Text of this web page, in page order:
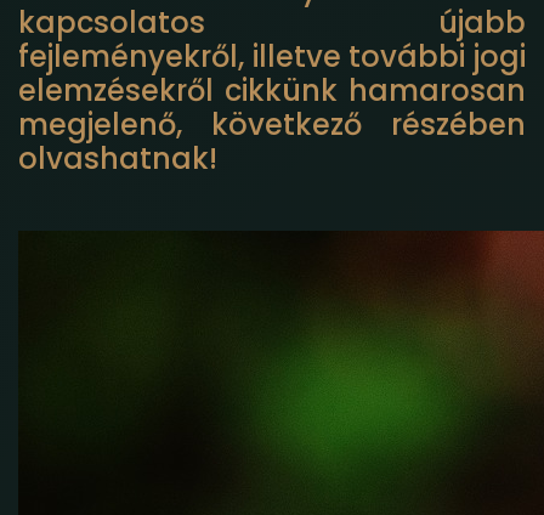
kapcsolatos újabb
fejleményekről, illetve további jogi
elemzésekről cikkünk hamarosan
megjelenő, következő részében
olvashatnak!